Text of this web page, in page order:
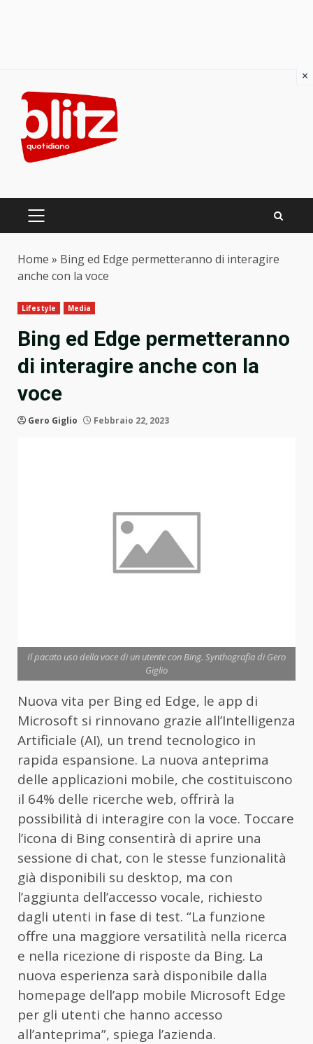
content
PRIMARY
Home » Bing ed Edge permetteranno di interagire
anche con la voce
Lifestyle Media
Bing ed Edge permetteranno
di interagire anche con la
voce
Gero Giglio Febbraio 22, 2023
Il pacato uso della voce di un utente con Bing. Synthografia di Gero
Giglio
Nuova vita per Bing ed Edge, le app di
Microsoft si rinnovano grazie all’Intelligenza
Artificiale (AI), un trend tecnologico in
rapida espansione. La nuova anteprima
delle applicazioni mobile, che costituiscono
il 64% delle ricerche web, offrirà la
possibilità di interagire con la voce. Toccare
l’icona di Bing consentirà di aprire una
sessione di chat, con le stesse funzionalità
già disponibili su desktop, ma con
l’aggiunta dell’accesso vocale, richiesto
dagli utenti in fase di test. “La funzione
offre una maggiore versatilità nella ricerca
e nella ricezione di risposte da Bing. La
nuova esperienza sarà disponibile dalla
homepage dell’app mobile Microsoft Edge
per gli utenti che hanno accesso
all’anteprima”, spiega l’azienda.
×